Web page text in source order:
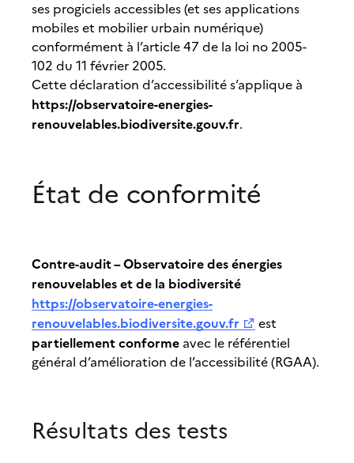
ses progiciels accessibles (et ses applications
mobiles et mobilier urbain numérique)
conformément à l’article 47 de la loi no 2005-
102 du 11 février 2005.
Cette déclaration d’accessibilité s’applique à
https://observatoire-energies-
renouvelables.biodiversite.gouv.fr.
État de conformité
Contre-audit – Observatoire des énergies
renouvelables et de la biodiversité
https://observatoire-energies-
renouvelables.biodiversite.gouv.fr
est
partiellement conforme avec le référentiel
général d’amélioration de l’accessibilité (RGAA).
Résultats des tests